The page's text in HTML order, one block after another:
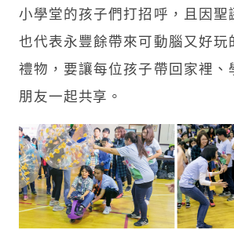
小學堂的孩子們打招呼，且因聖
也代表永豐餘帶來可動腦又好玩
禮物，要讓每位孩子帶回家裡、
朋友一起共享。